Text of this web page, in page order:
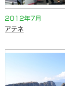
2012年7月
アテネ